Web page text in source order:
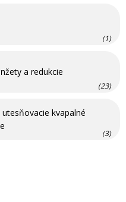
(1)
a redukcie
(23)
kvapalné
(3)